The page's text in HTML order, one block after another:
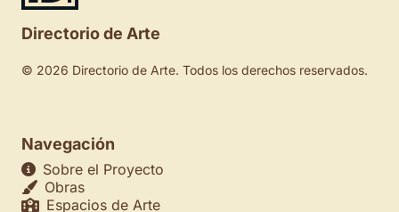
Directorio de Arte
© 2026 Directorio de Arte. Todos los derechos reservados.
Navegación
Sobre el Proyecto
Obras
Espacios de Arte